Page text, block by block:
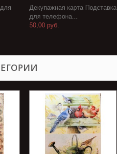
Декупажная карта Подставка
для телефона...
50,00 руб.